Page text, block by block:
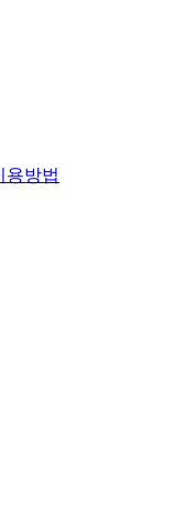
용방법